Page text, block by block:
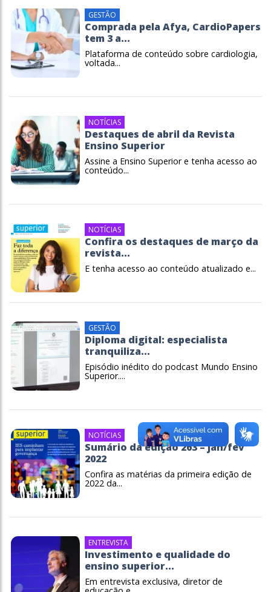
GESTÃO
Comprada pela Afya, CardioPapers
tem 3 a...
Plataforma de conteúdo sobre cardiologia,
voltada...
NOTÍCIAS
Destaques de abril da Revista
Ensino Superior
Assine a Ensino Superior e tenha acesso ao
conteúdo...
NOTÍCIAS
Confira os destaques de março da
revista...
E tenha acesso ao conteúdo atualizado e...
GESTÃO
Diploma digital: especialista
tranquiliza...
Episódio inédito do podcast Mundo Ensino
Superior....
NOTÍCIAS
Sumário da edição 263 – jan/fev
2022
Confira as matérias da primeira edição de
2022 da...
ENTREVISTA
Investimento e qualidade do
ensino superior...
Em entrevista exclusiva, diretor de